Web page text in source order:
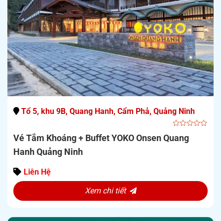
Tổ 5, khu 9B, Quang Hanh, Cẩm Phả, Quảng Ninh
out
Vé Tắm Khoáng + Buffet YOKO Onsen Quang
Hanh Quảng Ninh
Liên Hệ
Xem chi tiết